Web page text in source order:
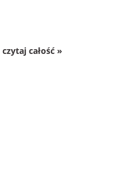
czytaj całość »